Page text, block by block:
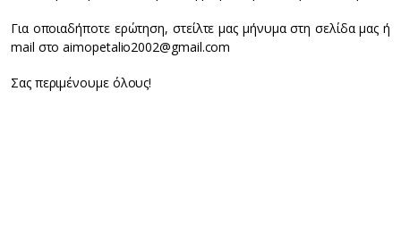
Για οποιαδήποτε ερώτηση, στείλτε μας μήνυμα στη σελίδα μας ή
mail στο aimopetalio2002@gmail.com
Σας περιμένουμε όλους!